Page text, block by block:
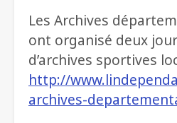
Les Archives
ont organisé deux
d’archives sportives
http://
archives-